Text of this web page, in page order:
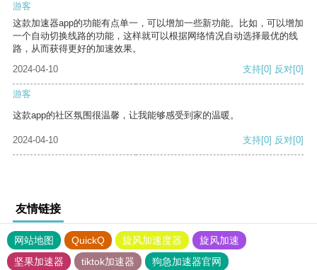
游客
这款加速器app的功能有点单一，可以增加一些新功能。比如，可以增加
一个自动切换线路的功能，这样就可以根据网络情况自动选择最优的线
路，从而获得更好的加速效果。
2024-04-10
支持[0] 反对[0]
游客
这款app的社区氛围很温馨，让我能够感受到家的温暖。
2024-04-10 支持[0] 反对[0]
友情链接
网站地图 QuickQ 旋风加速度器
旋风加速
坚果加速器
tiktok加速器
狗急加速器官网